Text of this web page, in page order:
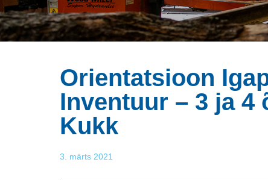
Orientatsioon
Inventuur – 3 ja 4
Kukk
3. märts 2021